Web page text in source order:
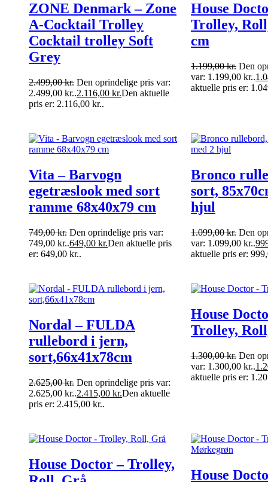
ZONE Denmark – Zone
A-Cocktail Trolley
Cocktail trolley Soft
Grey
2.499,00kr. Den oprindelige pris var:
2.499,00 kr..2.116,00 kr.Den aktuelle
pris er: 2.116,00 kr..
House
Trolley,
cm
1.199,00kr. Den
var: 1.199,00 kr..
aktuelle pris er:
Vita – Barvogn
egetræslook med sort
ramme 68x40x79 cm
749,00kr. Den oprindelige pris var:
749,00 kr..649,00 kr.Den aktuelle pris
er: 649,00 kr..
Bronco
sort,
hjul
1.099,00kr. Den
var: 1.099,00 kr..
aktuelle pris er:
Nordal – FULDA
rullebord i jern,
sort,66x41x78cm
2.625,00kr. Den oprindelige pris var:
2.625,00 kr..2.415,00 kr.Den aktuelle
pris er: 2.415,00 kr..
House
Trolley,
1.300,00kr. Den
var: 1.300,00 kr..
aktuelle pris er:
House Doctor – Trolley,
House